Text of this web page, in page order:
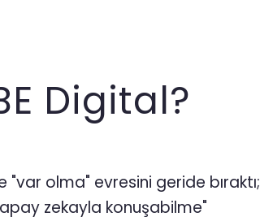
Digital?
"var olma" evresini geride bıraktı;
zekayla konuşabilme"